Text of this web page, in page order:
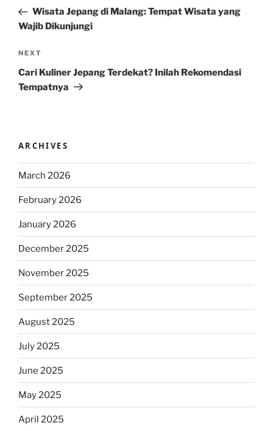
PostWisata Jepang di Malang: Tempat Wisata yang
Wajib Dikunjungi
Next
Post
NEXT
Cari Kuliner Jepang Terdekat? Inilah Rekomendasi
Tempatnya
ARCHIVES
March 2026
February 2026
January 2026
December 2025
November 2025
September 2025
August 2025
July 2025
June 2025
May 2025
April 2025